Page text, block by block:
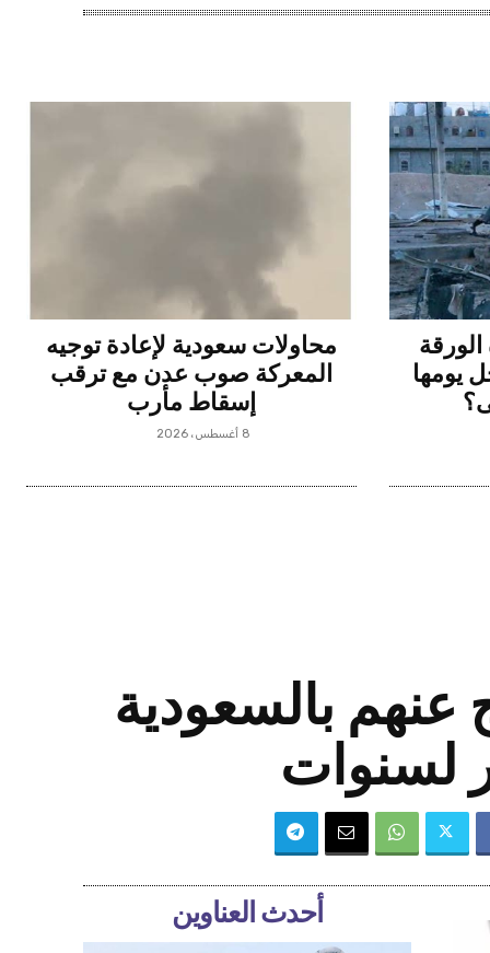
يومها
محاولات سعودية لإعادة توجيه
المعركة صوب عدن مع ترقب
إسقاط مأرب
8 أغسطس، 2026